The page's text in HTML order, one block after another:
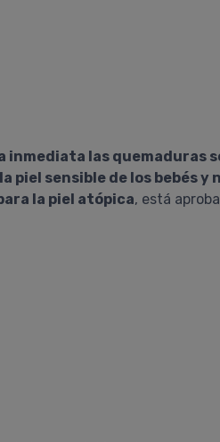
inmediata las quemaduras
piel sensible de los bebés y
la piel atópica, está